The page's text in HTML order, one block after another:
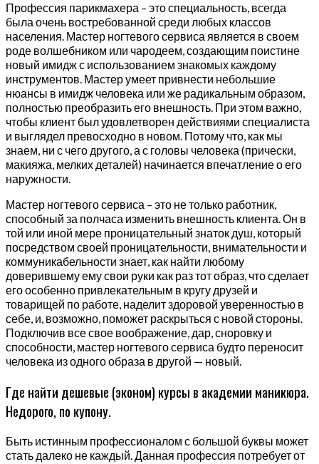
Профессия парикмахера – это специальность, всегда
была очень востребованной среди любых классов
населения. Мастер ногтевого сервиса является в своем
роде волшебником или чародеем, создающим поистине
новый имидж с использованием знакомых каждому
инструментов. Мастер умеет привнести небольшие
нюансы в имидж человека или же радикальным образом,
полностью преобразить его внешность. При этом важно,
чтобы клиент был удовлетворен действиями специалиста
и выглядел превосходно в новом. Потому что, как мы
знаем, ни с чего другого, а с головы человека (прически,
макияжа, мелких деталей) начинается впечатление о его
наружности.
Мастер ногтевого сервиса – это не только работник,
способный за полчаса изменить внешность клиента. Он в
той или иной мере проницательный знаток душ, который
посредством своей проницательности, внимательности и
коммуникабельности знает, как найти любому
доверившему ему свои руки как раз тот образ, что сделает
его особенно привлекательным в кругу друзей и
товарищей по работе, наделит здоровой уверенностью в
себе, и, возможно, поможет раскрыться с новой стороны.
Подключив все свое воображение, дар, сноровку и
способности, мастер ногтевого сервиса будто переносит
человека из одного образа в другой — новый.
Где найти дешевые (эконом) курсы в академии маникюра.
Недорого, по купону.
Быть истинным профессионалом с большой буквы может
стать далеко не каждый. Данная профессия потребует от